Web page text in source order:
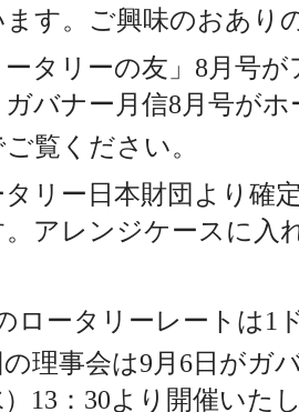
す。ご興味のおあり
ータリーの友」8月号
バナー月信8月号が
覧ください。
タリー日本財団より確
。アレンジケースに入
ロータリーレートは1
理事会は9月6日がガ
）13：30より開催いた